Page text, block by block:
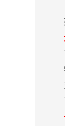
💉
建
普
特
支
可